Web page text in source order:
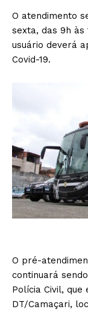
O atendimento
sexta, das 9h às
usuário deverá
Covid-19.
O pré-
continuará
Polícia Civil, que
DT/Camaçari,